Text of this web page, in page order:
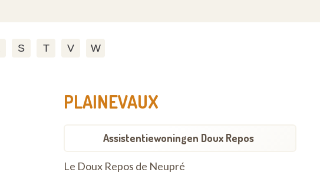
S T V W
PLAINEVAUX
Assistentiewoningen Doux Repos
Le Doux Repos de Neupré